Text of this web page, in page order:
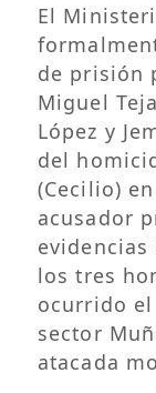
El
de prisión
Miguel
López y
del
(Cecilio)
acusador
los tres
ocurrido el
sector
atacada